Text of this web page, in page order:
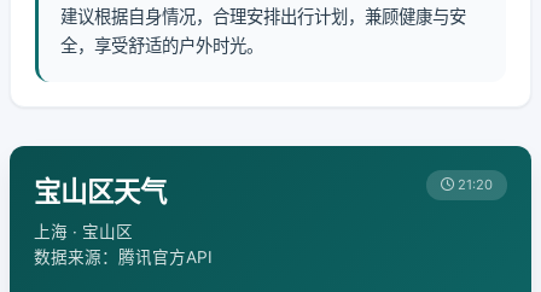
建议根据自身情况，合理安排出行计划，兼顾健康与安
全，享受舒适的户外时光。
宝山区天气
上海 · 宝山区
数据来源：腾讯官方API
21:20